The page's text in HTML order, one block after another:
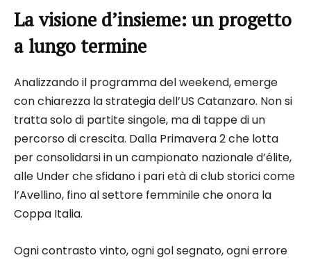
La visione d’insieme: un progetto
a lungo termine
Analizzando il programma del weekend, emerge
con chiarezza la strategia dell’US Catanzaro. Non si
tratta solo di partite singole, ma di tappe di un
percorso di crescita. Dalla Primavera 2 che lotta
per consolidarsi in un campionato nazionale d’élite,
alle Under che sfidano i pari età di club storici come
l’Avellino, fino al settore femminile che onora la
Coppa Italia.
Ogni contrasto vinto, ogni gol segnato, ogni errore